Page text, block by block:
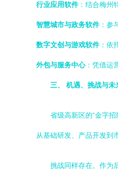
行业应用软件：结合梅州
智慧城市与政务软件：参
数字文创与游戏软件：依
外包与服务中心：凭借运
三、 机遇、挑战与未
省级高新区的“金字
从基础研发、产品开发到
挑战同样存在。作为